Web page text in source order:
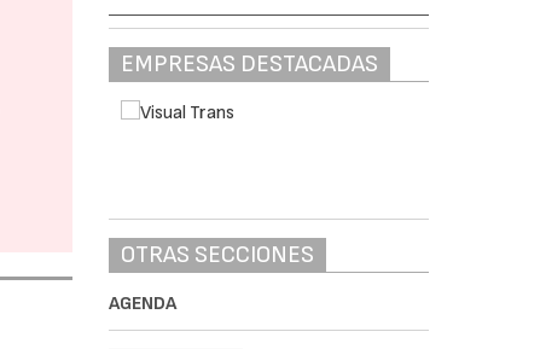
EMPRESAS DESTACADAS
OTRAS SECCIONES
AGENDA